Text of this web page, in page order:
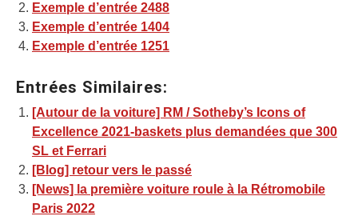
Exemple d’entrée 2488
Exemple d’entrée 1404
Exemple d’entrée 1251
Entrées Similaires:
[Autour de la voiture] RM / Sotheby’s Icons of
Excellence 2021-baskets plus demandées que 300
SL et Ferrari
[Blog] retour vers le passé
[News] la première voiture roule à la Rétromobile
Paris 2022